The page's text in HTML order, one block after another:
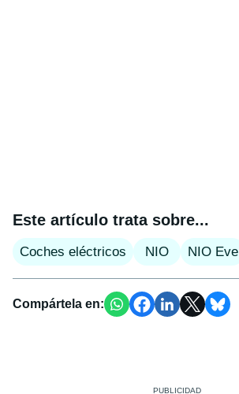
Este artículo trata sobre...
Coches eléctricos NIO NIO Eve
Compártela en: